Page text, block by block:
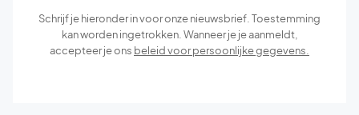
Schrijf je hieronder in voor onze nieuwsbrief. Toestemming
kan worden ingetrokken. Wanneer je je aanmeldt,
accepteer je ons beleid voor persoonlijke gegevens.